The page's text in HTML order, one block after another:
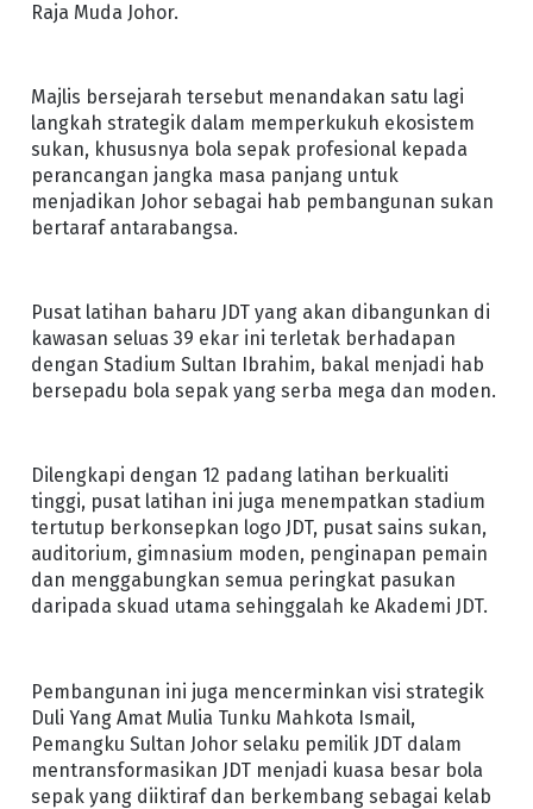
Raja Muda Johor.
Majlis bersejarah tersebut menandakan satu lagi
langkah strategik dalam memperkukuh ekosistem
sukan, khususnya bola sepak profesional kepada
perancangan jangka masa panjang untuk
menjadikan Johor sebagai hab pembangunan sukan
bertaraf antarabangsa.
Pusat latihan baharu JDT yang akan dibangunkan di
kawasan seluas 39 ekar ini terletak berhadapan
dengan Stadium Sultan Ibrahim, bakal menjadi hab
bersepadu bola sepak yang serba mega dan moden.
Dilengkapi dengan 12 padang latihan berkualiti
tinggi, pusat latihan ini juga menempatkan stadium
tertutup berkonsepkan logo JDT, pusat sains sukan,
auditorium, gimnasium moden, penginapan pemain
dan menggabungkan semua peringkat pasukan
daripada skuad utama sehinggalah ke Akademi JDT.
Pembangunan ini juga mencerminkan visi strategik
Duli Yang Amat Mulia Tunku Mahkota Ismail,
Pemangku Sultan Johor selaku pemilik JDT dalam
mentransformasikan JDT menjadi kuasa besar bola
sepak yang diiktiraf dan berkembang sebagai kelab